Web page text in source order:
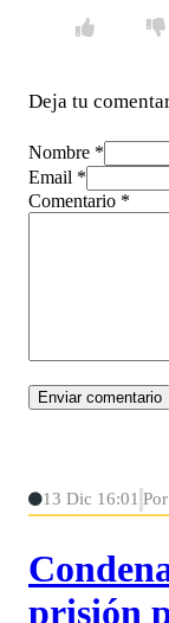
Deja tu
Nombre *
Email *
Comentario *
13 Dic 16:01
prisión